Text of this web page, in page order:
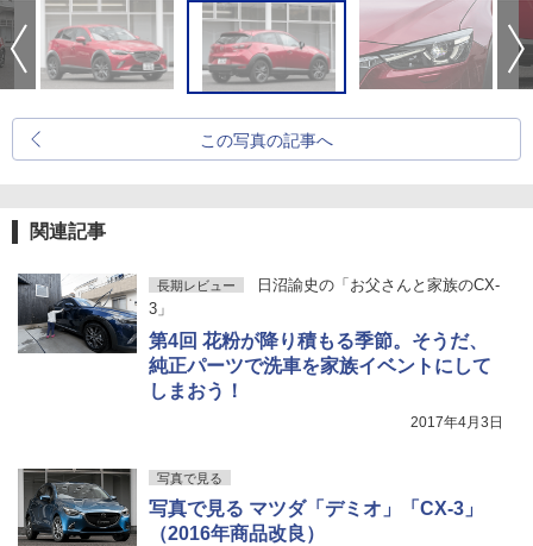
この写真の記事へ
関連記事
長期レビュー
日沼諭史の「お父さんと家族のCX-
3」
第4回 花粉が降り積もる季節。そうだ、
純正パーツで洗車を家族イベントにして
しまおう！
2017年4月3日
写真で見る
写真で見る マツダ「デミオ」「CX-3」
（2016年商品改良）